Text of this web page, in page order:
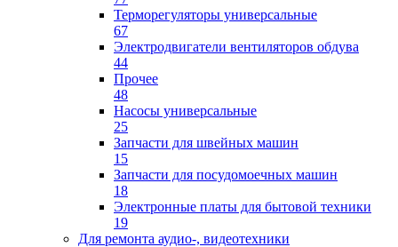
Терморегуляторы универсальные
67
Электродвигатели вентиляторов обдува
44
Прочее
48
Насосы универсальные
25
Запчасти для швейных машин
15
Запчасти для посудомоечных машин
18
Электронные платы для бытовой техники
19
Для ремонта аудио-, видеотехники